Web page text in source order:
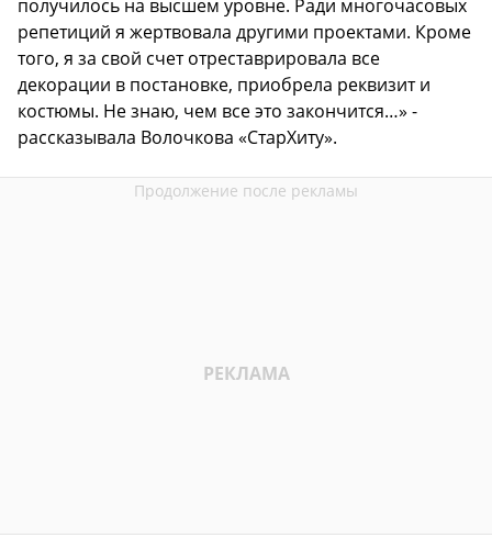
получилось на высшем уровне. Ради многочасовых
репетиций я жертвовала другими проектами. Кроме
того, я за свой счет отреставрировала все
декорации в постановке, приобрела реквизит и
костюмы. Не знаю, чем все это закончится…» -
рассказывала Волочкова «СтарХиту».